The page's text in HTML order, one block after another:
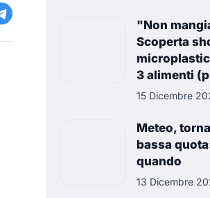
"Non
Scoperta
3 alimenti
15 Dicembre
Meteo,
bassa
quando
13 Dicembre